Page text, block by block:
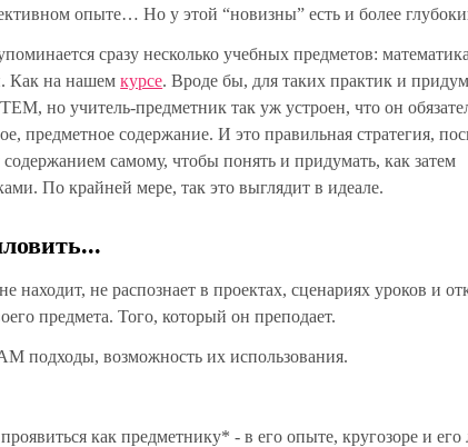
опыте… Но у этой “новизны” есть и более
сразу несколько учебных предметов:
Как на нашемкурсе. Вроде бы, для таких практик и
но учитель-предметник так уж устроен, что он
предметное содержание. И это правильная стратегия,
самому, чтобы понять и придумать, как затем
По крайней мере, так это выглядит в идеале.
находит, не распознает в проектах, сценариях уроков и
предмета. Того, который он преподает.
подходы, возможность их использования.
как предметнику* - в его опыте, кругозоре и его